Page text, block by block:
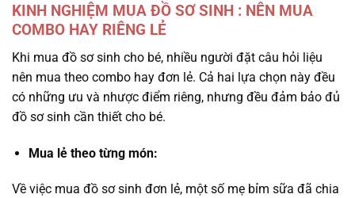
KINH NGHIỆM MUA ĐỒ SƠ SINH : NÊN MUA
COMBO HAY RIÊNG LẺ
Khi mua đồ sơ sinh cho bé, nhiều người đặt câu hỏi liệu
nên mua theo combo hay đơn lẻ. Cả hai lựa chọn này đều
có những ưu và nhược điểm riêng, nhưng đều đảm bảo đủ
đồ sơ sinh cần thiết cho bé.
Mua lẻ theo từng món:
Về việc mua đồ sơ sinh đơn lẻ, một số mẹ bỉm sữa đã chia